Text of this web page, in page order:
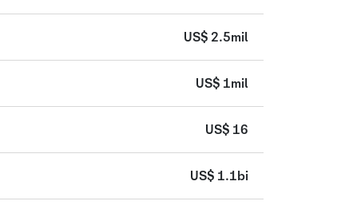
US$ 2.5mil
US$ 1mil
US$ 16
US$ 1.1bi